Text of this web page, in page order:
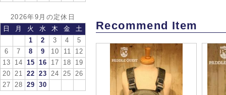
2026年9月の定休日
日
月 火 水 木 金
土
1
2 3 4
5
6
7 8 9 10 11
12
13
14 15 16 17 18
19
20
21 22 23 24 25
26
27
28 29 30
Recommend Item